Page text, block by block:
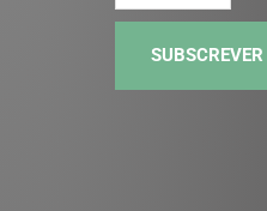
SUBSCREVER